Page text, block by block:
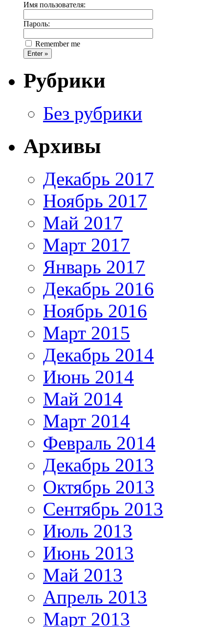
Имя пользователя:
Пароль:
Remember me
Рубрики
Без рубрики
Архивы
Декабрь 2017
Ноябрь 2017
Май 2017
Март 2017
Январь 2017
Декабрь 2016
Ноябрь 2016
Март 2015
Декабрь 2014
Июнь 2014
Май 2014
Март 2014
Февраль 2014
Декабрь 2013
Октябрь 2013
Сентябрь 2013
Июль 2013
Июнь 2013
Май 2013
Апрель 2013
Март 2013